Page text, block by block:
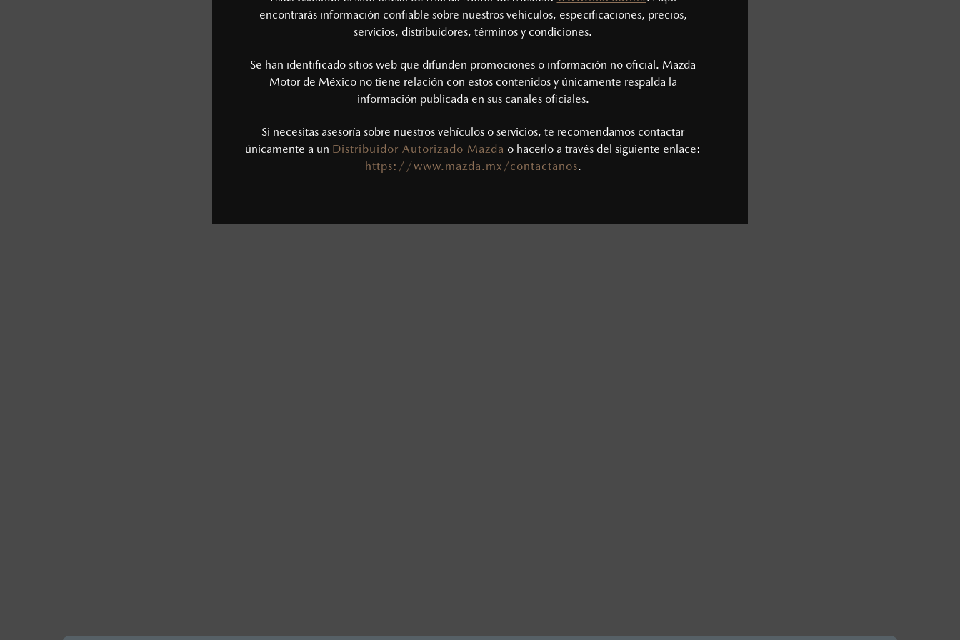
encontrarás información confiable sobre nuestros vehículos, especificaciones, precios,
servicios, distribuidores, términos y condiciones.
Se han identificado sitios web que difunden promociones o información no oficial. Mazda
Motor de México no tiene relación con estos contenidos y únicamente respalda la
información publicada en sus canales oficiales.
Si necesitas asesoría sobre nuestros vehículos o servicios, te recomendamos contactar
únicamente a un Distribuidor Autorizado Mazda o hacerlo a través del siguiente enlace:
https://www.mazda.mx/contactanos.